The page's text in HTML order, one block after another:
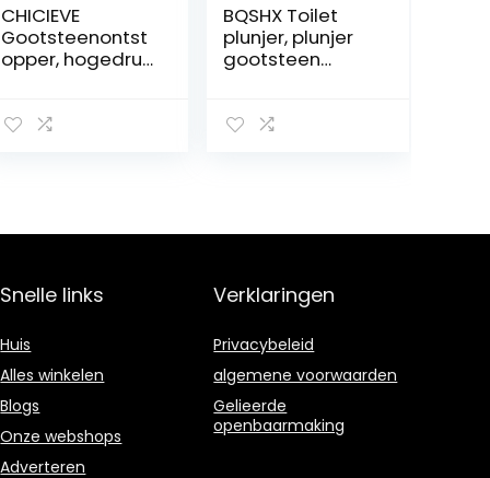
CHICIEVE
Gootsteenontst
opper, hogedruk
om gemakkelijk
ontstoppen.
BQSHX Toilet
plunjer, plunjer
gootsteen
hogedruk toilet
verstopte pijp
Snelle links
Huis
Alles winkelen
Blogs
Onze webshops
Adverteren
Verklaringen
Privacybeleid
algemene voorwaarden
Gelieerde
openbaarmaking